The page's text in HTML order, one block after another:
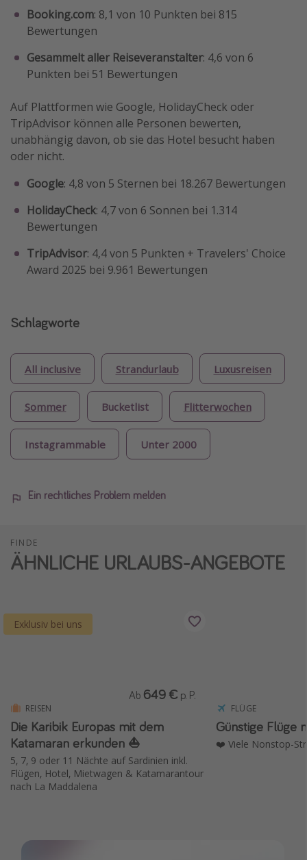
Booking.com: 8,1 von 10 Punkten bei 815
Bewertungen
Gesammelt aller Reiseveranstalter: 4,6 von 6
Punkten bei 51 Bewertungen
Auf Plattformen wie Google, HolidayCheck oder
TripAdvisor können alle Personen bewerten,
unabhängig davon, ob sie das Hotel besucht haben
oder nicht.
Google: 4,8 von 5 Sternen bei 18.267 Bewertungen
HolidayCheck: 4,7 von 6 Sonnen bei 1.314
Bewertungen
TripAdvisor: 4,4 von 5 Punkten + Travelers' Choice
Award 2025 bei 9.961 Bewertungen
Schlagworte
All inclusive Strandurlaub Luxusreisen
Sommer Bucketlist Flitterwochen
Instagrammable Unter 2000
Ein rechtliches Problem melden
FINDE
ÄHNLICHE URLAUBS-ANGEBOTE
Exklusiv bei uns
REISEN
Die Karibik Europas mit dem
Katamaran erkunden ⛵️
5, 7, 9 oder 11 Nächte auf Sardinien inkl.
Flügen, Hotel, Mietwagen & Katamarantour
nach La Maddalena
Ab 649 € p. P.
FLÜGE
Günstige
❤️ Viele Nonstop-